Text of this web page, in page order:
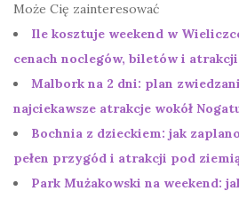
Może Cię zainteresować
Ile kosztuje weekend w
cenach noclegów, biletów i
Malbork na 2 dni: plan
najciekawsze atrakcje wokół
Bochnia z dzieckiem: jak
pełen przygód i atrakcji pod
Park Mużakowski na weekend: